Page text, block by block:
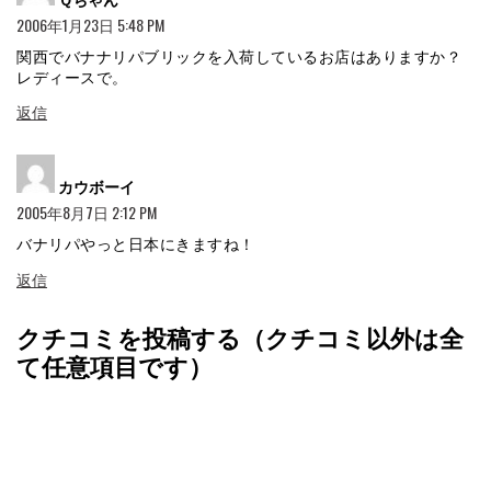
2006年1月23日 5:48 PM
関西でバナナリパブリックを入荷しているお店はありますか？
レディースで。
返信
カウボーイ
2005年8月7日 2:12 PM
バナリパやっと日本にきますね！
返信
クチコミを投稿する（クチコミ以外は全
て任意項目です）